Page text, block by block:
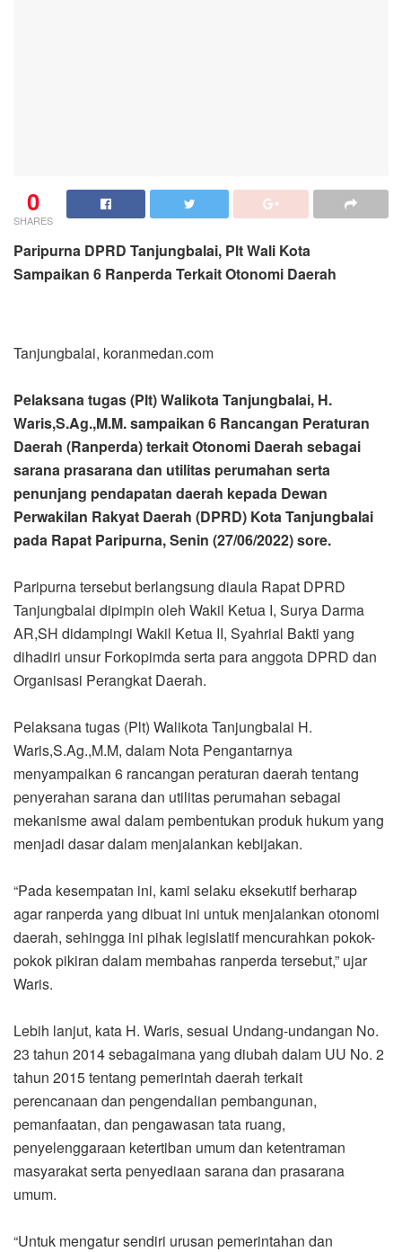
0
SHARES
Paripurna DPRD Tanjungbalai, Plt Wali Kota
Sampaikan 6 Ranperda Terkait Otonomi Daerah
Tanjungbalai, koranmedan.com
Pelaksana tugas (Plt) Walikota Tanjungbalai, H.
Waris,S.Ag.,M.M. sampaikan 6 Rancangan Peraturan
Daerah (Ranperda) terkait Otonomi Daerah sebagai
sarana prasarana dan utilitas perumahan serta
penunjang pendapatan daerah kepada Dewan
Perwakilan Rakyat Daerah (DPRD) Kota Tanjungbalai
pada Rapat Paripurna, Senin (27/06/2022) sore.
Paripurna tersebut berlangsung diaula Rapat DPRD
Tanjungbalai dipimpin oleh Wakil Ketua I, Surya Darma
AR,SH didampingi Wakil Ketua II, Syahrial Bakti yang
dihadiri unsur Forkopimda serta para anggota DPRD dan
Organisasi Perangkat Daerah.
Pelaksana tugas (Plt) Walikota Tanjungbalai H.
Waris,S.Ag.,M.M, dalam Nota Pengantarnya
menyampaikan 6 rancangan peraturan daerah tentang
penyerahan sarana dan utilitas perumahan sebagai
mekanisme awal dalam pembentukan produk hukum yang
menjadi dasar dalam menjalankan kebijakan.
“Pada kesempatan ini, kami selaku eksekutif berharap
agar ranperda yang dibuat ini untuk menjalankan otonomi
daerah, sehingga ini pihak legislatif mencurahkan pokok-
pokok pikiran dalam membahas ranperda tersebut,” ujar
Waris.
Lebih lanjut, kata H. Waris, sesuai Undang-undangan No.
23 tahun 2014 sebagaimana yang diubah dalam UU No. 2
tahun 2015 tentang pemerintah daerah terkait
perencanaan dan pengendalian pembangunan,
pemanfaatan, dan pengawasan tata ruang,
penyelenggaraan ketertiban umum dan ketentraman
masyarakat serta penyediaan sarana dan prasarana
umum.
“Untuk mengatur sendiri urusan pemerintahan dan